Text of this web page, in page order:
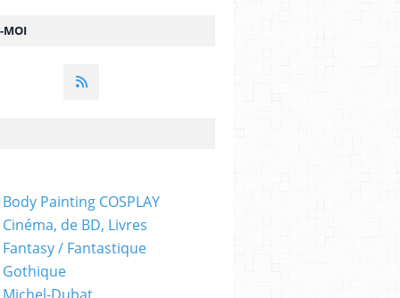
MOI
Painting COSPLAY
de BD, Livres
/ Fantastique